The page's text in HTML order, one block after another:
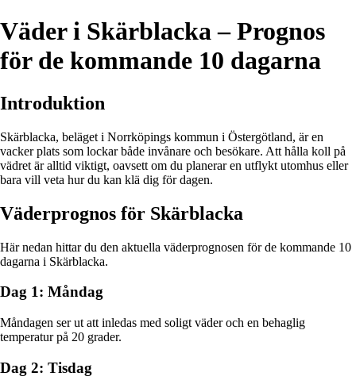
Väder i Skärblacka – Prognos
för de kommande 10 dagarna
Introduktion
Skärblacka, beläget i Norrköpings kommun i Östergötland, är en
vacker plats som lockar både invånare och besökare. Att hålla koll på
vädret är alltid viktigt, oavsett om du planerar en utflykt utomhus eller
bara vill veta hur du kan klä dig för dagen.
Väderprognos för Skärblacka
Här nedan hittar du den aktuella väderprognosen för de kommande 10
dagarna i Skärblacka.
Dag 1: Måndag
Måndagen ser ut att inledas med soligt väder och en behaglig
temperatur på 20 grader.
Dag 2: Tisdag